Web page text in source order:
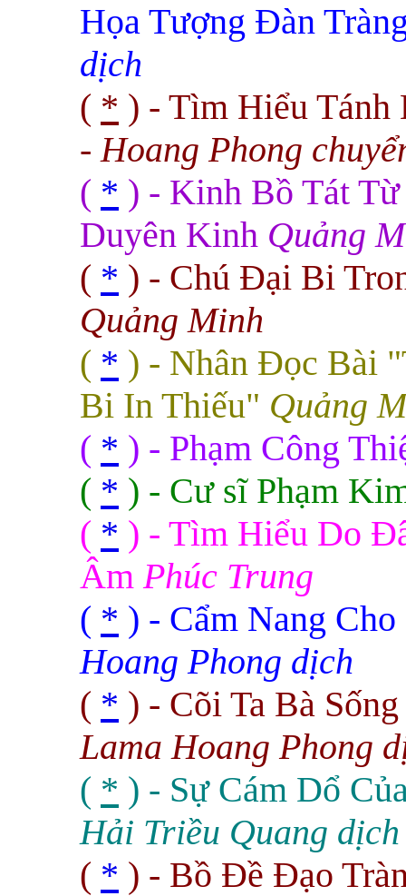
Họa Tượng Đàn
dịch
( * ) - Tìm Hiểu
- Hoang Phong
( * ) - Kinh Bồ Tát
Duyên Kinh Quảng
( * ) - Chú Đại Bi
Quảng Minh
( * ) - Nhân Đọc Bài
Bi In Thiếu" Quảng
( * ) - Phạm Công
( * ) - Cư sĩ Phạm
( * ) - Tìm Hiểu Do
ÂmPhúc Trung
( * ) - Cẩm Nang
Hoang Phong dịch
( * ) - Cõi Ta Bà
Lama Hoang Phong
( * ) - Sự Cám Dổ
Hải Triều Quang dịch
( * ) - Bồ Đề Đạo